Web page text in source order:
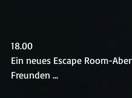
18.00
Ein neues Escape Room-
Freunden ...